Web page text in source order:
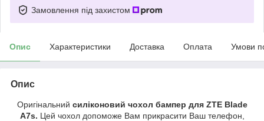
Замовлення під захистом
Опис Характеристики Доставка Оплата Умови
Опис
Оригінальний силіконовий чохол бампер для ZTE Blade
A7s. Цей чохол допоможе Вам прикрасити Ваш телефон,